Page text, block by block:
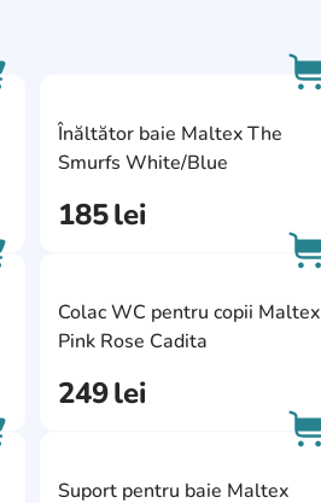
AddCardToFavourite
AddCardToCart
Înăltător baie Maltex The
Smurfs White/Blue
185lei
AddCardToFavourite
AddCardToCart
Colac WC pentru copii Maltex
Pink Rose Cadita
249lei
AddCardToFavourite
Suport pentru baie Maltex